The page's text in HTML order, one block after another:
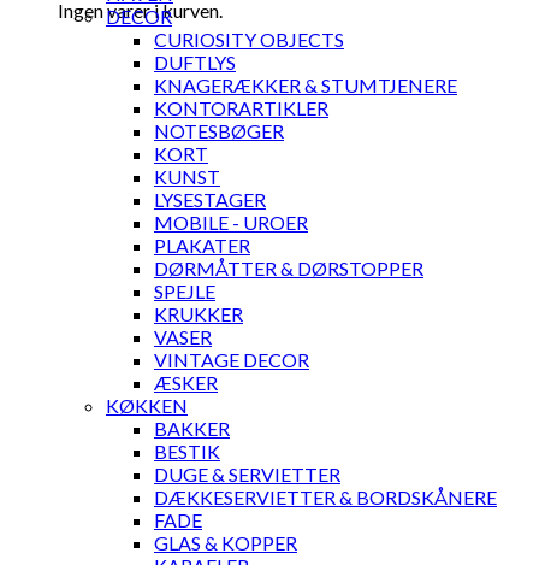
Ingen varer i kurven.
DECOR
CURIOSITY OBJECTS
DUFTLYS
KNAGERÆKKER & STUMTJENERE
KONTORARTIKLER
NOTESBØGER
KORT
KUNST
LYSESTAGER
MOBILE - UROER
PLAKATER
DØRMÅTTER & DØRSTOPPER
SPEJLE
KRUKKER
VASER
VINTAGE DECOR
ÆSKER
KØKKEN
BAKKER
BESTIK
DUGE & SERVIETTER
DÆKKESERVIETTER & BORDSKÅNERE
FADE
GLAS & KOPPER